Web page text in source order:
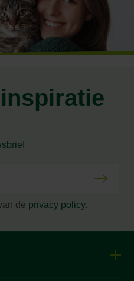
de privacy policy.